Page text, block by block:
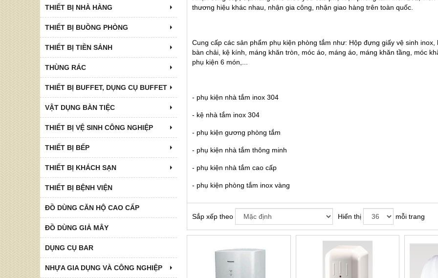
THIẾT BỊ NHÀ HÀNG
THIẾT BỊ BUỒNG PHÒNG
THIẾT BỊ TIỀN SẢNH
THÙNG RÁC
THIẾT BỊ BUFFET, DỤNG CỤ BUFFET
VẬT DỤNG BÀN TIỆC
THIẾT BỊ VỆ SINH CÔNG NGHIỆP
THIẾT BỊ BẾP
THIẾT BỊ KHÁCH SẠN
THIẾT BỊ BỆNH VIỆN
ĐỒ DÙNG CĂN HỘ CAO CẤP
ĐỒ DÙNG GIẢ MÂY
DỤNG CỤ BAR
NHỰA GIA DỤNG VÀ CÔNG NGHIỆP
thương hiệu khác nhau, nhận gia công, nhận giao hàng trên toàn quốc.
Cung cấp các sản phẩm phụ kiện phòng tắm như: Hộp đựng giấy vệ sinh
bàn chải, kệ kính, máng khăn tròn, móc áo, máng áo, máng khăn tầng, móc
phụ kiện 6 món,...
- phụ kiện nhà tắm inox 304
- kệ nhà tắm inox 304
- phụ kiện gương phòng tắm
- phụ kiện nhà tắm thông minh
- phụ kiện nhà tắm cao cấp
- phụ kiện phòng tắm inox vàng
Sắp xếp theo Hiển thị mỗi trang